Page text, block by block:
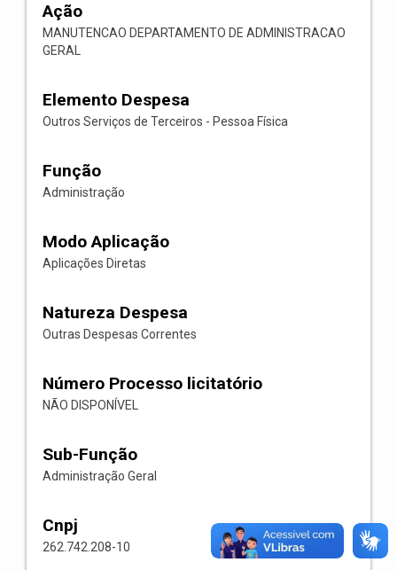
Ação
MANUTENCAO DEPARTAMENTO DE ADMINISTRACAO
GERAL
Elemento Despesa
Outros Serviços de Terceiros - Pessoa Física
Função
Administração
Modo Aplicação
Aplicações Diretas
Natureza Despesa
Outras Despesas Correntes
Número Processo licitatório
NÃO DISPONÍVEL
Sub-Função
Administração Geral
Cnpj
262.742.208-10